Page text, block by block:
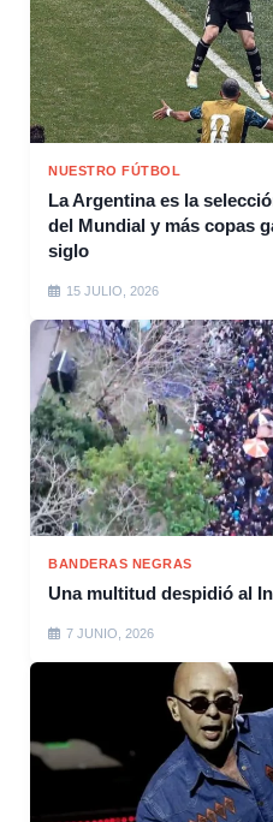
NUESTRO FÚTBOL
La Argentina es la
del Mundial y más copas
siglo
15 JULIO, 2026
BANDERAS NEGRAS
Una multitud despidió al
7 JUNIO, 2026